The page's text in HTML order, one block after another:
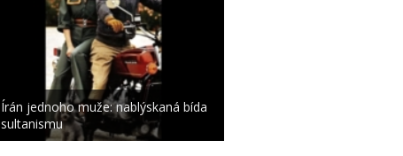
Írán jednoho muže: nablýskaná bída
sultanismu